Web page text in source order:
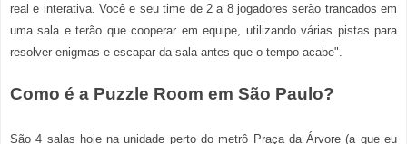
real e interativa. Você e seu time de 2 a 8 jogadores serão trancados em
uma sala e terão que cooperar em equipe, utilizando várias pistas para
resolver enigmas e escapar da sala antes que o tempo acabe".
Como é a Puzzle Room em São Paulo?
São 4 salas hoje na unidade perto do metrô Praça da Árvore (a que eu